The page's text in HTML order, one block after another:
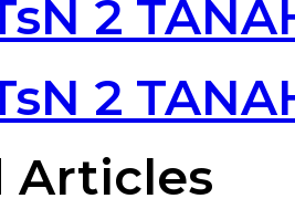
2
2
Articles